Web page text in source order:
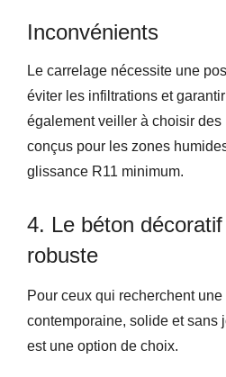
Inconvénients
Le carrelage nécessite une
éviter les infiltrations et
également veiller à choisir
conçus pour les zones
glissance R11 minimum.
4. Le béton
robuste
Pour ceux qui recherchent
contemporaine, solide et sans
est une option de choix.